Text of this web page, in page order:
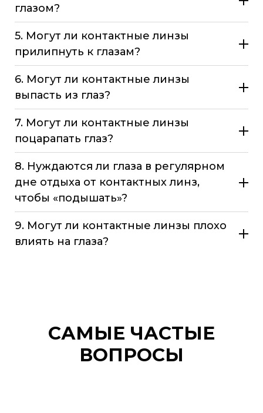
глазом?
5. Могут ли контактные линзы
прилипнуть к глазам?
6. Могут ли контактные линзы
выпасть из глаз?
7. Могут ли контактные линзы
поцарапать глаз?
8. Нуждаются ли глаза в регулярном
дне отдыха от контактных линз,
чтобы «подышать»?
9. Могут ли контактные линзы плохо
влиять на глаза?
САМЫЕ ЧАСТЫЕ
ВОПРОСЫ